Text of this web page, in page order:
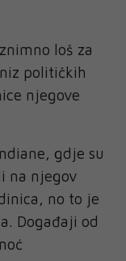
loš za
političkih
njegove
gdje su
na njegov
no to je
Događaji od